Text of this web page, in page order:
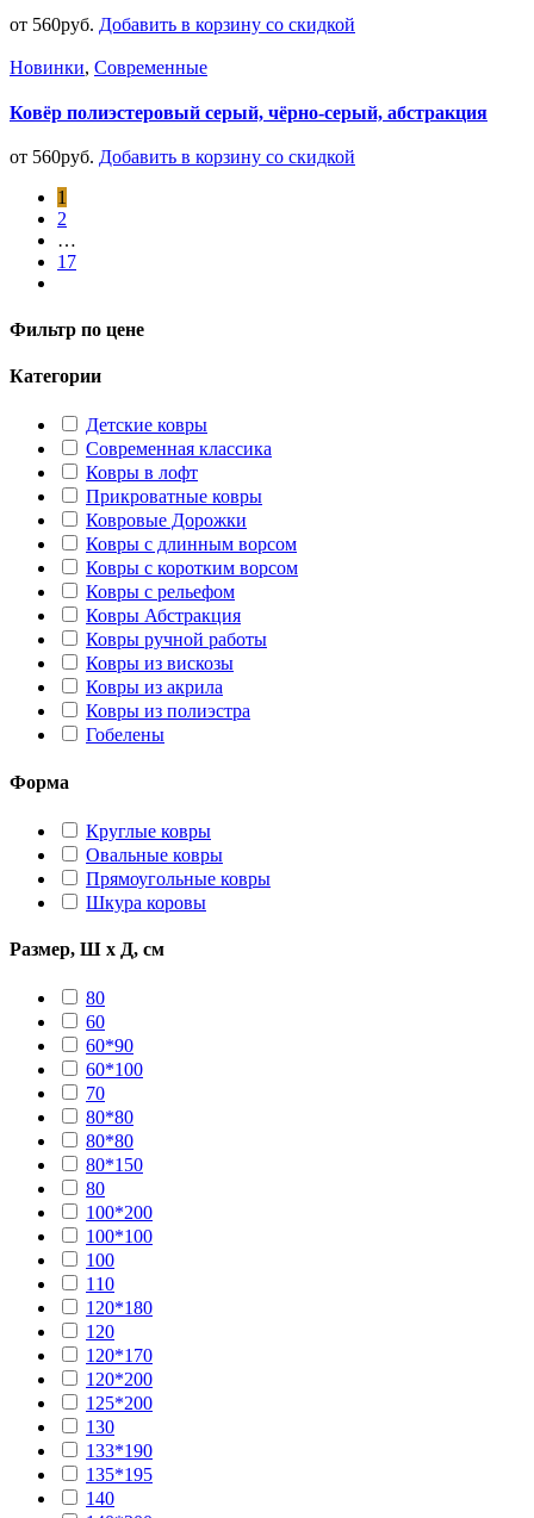
от 560руб. Добавить в корзину со скидкой
Новинки, Современные
Ковёр полиэстеровый серый, чёрно-серый, абстракция
от 560руб. Добавить в корзину со скидкой
1
2
…
17
Фильтр по цене
Категории
Детские ковры
Современная классика
Ковры в лофт
Прикроватные ковры
Ковровые Дорожки
Ковры с длинным ворсом
Ковры с коротким ворсом
Ковры с рельефом
Ковры Абстракция
Ковры ручной работы
Ковры из вискозы
Ковры из акрила
Ковры из полиэстра
Гобелены
Форма
Круглые ковры
Овальные ковры
Прямоугольные ковры
Шкура коровы
Размер, Ш х Д, см
80
60
60*90
60*100
70
80*80
80*80
80*150
80
100*200
100*100
100
110
120*180
120
120*170
120*200
125*200
130
133*190
135*195
140